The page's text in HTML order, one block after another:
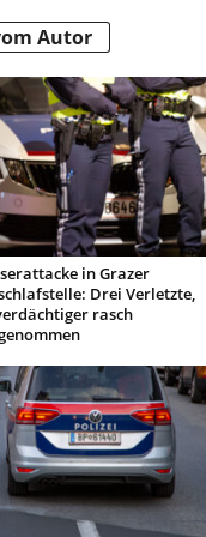
Autor
in Grazer
Drei Verletzte,
rasch